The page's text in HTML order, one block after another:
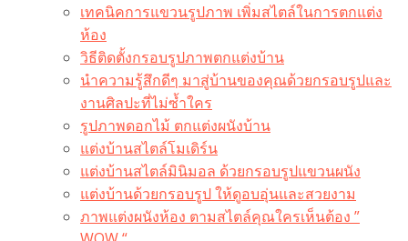
เทคนิคการแขวนรูปภาพ เพิ่มสไตล์ในการตกแต่ง
ห้อง
วิธีติดตั้งกรอบรูปภาพตกแต่งบ้าน
นำความรู้สึกดีๆ มาสู่บ้านของคุณด้วยกรอบรูปและ
งานศิลปะที่ไม่ซ้ำใคร
รูปภาพดอกไม้ ตกแต่งผนังบ้าน
แต่งบ้านสไตล์โมเดิร์น
แต่งบ้านสไตล์มินิมอล ด้วยกรอบรูปแขวนผนัง
แต่งบ้านด้วยกรอบรูป ให้ดูอบอุ่นและสวยงาม
ภาพแต่งผนังห้อง ตามสไตล์คุณใครเห็นต้อง ”